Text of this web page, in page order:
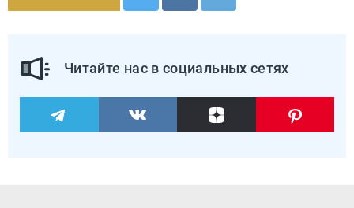
Читайте нас в социальных сетях